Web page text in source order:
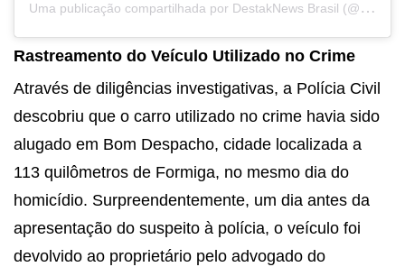
U
ma publicação compartilhada por DestakNews Brasil (@destaknewsbrasiloficial)
Rastreamento do Veículo Utilizado no Crime
Através de diligências investigativas, a Polícia Civil
descobriu que o carro utilizado no crime havia sido
alugado em Bom Despacho, cidade localizada a
113 quilômetros de Formiga, no mesmo dia do
homicídio. Surpreendentemente, um dia antes da
apresentação do suspeito à polícia, o veículo foi
devolvido ao proprietário pelo advogado do